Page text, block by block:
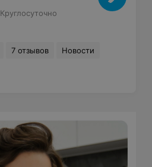
Круглосуточно
7 отзывов
Новости